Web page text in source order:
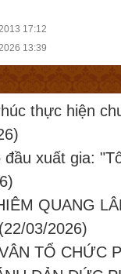
17:12
13:39
thực hiện
xuất gia:
QUANG
(22/03/2026)
TỔ CHỨC